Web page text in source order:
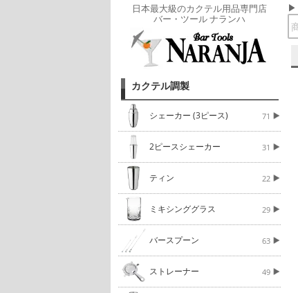
日本最大級のカクテル用品専門店
バー・ツール ナランハ
カクテル調製
シェーカー (3ピース) 71
2ピースシェーカー 31
ティン 22
ミキシンググラス 29
バースプーン 63
ストレーナー 49